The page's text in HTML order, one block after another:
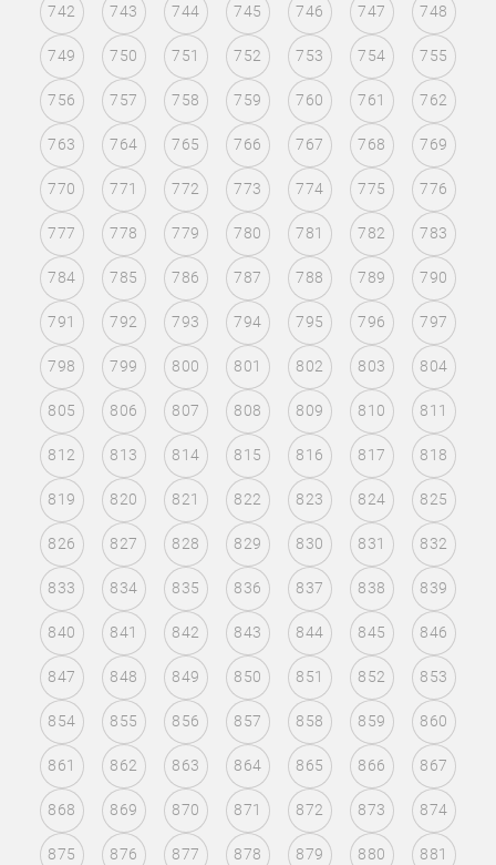
742 743 744 745 746 747 748
749 750 751 752 753 754 755
756 757 758 759 760 761 762
763 764 765 766 767 768 769
770 771 772 773 774 775 776
777 778 779 780 781 782 783
784 785 786 787 788 789 790
791 792 793 794 795 796 797
798 799 800 801 802 803 804
805 806 807 808 809 810 811
812 813 814 815 816 817 818
819 820 821 822 823 824 825
826 827 828 829 830 831 832
833 834 835 836 837 838 839
840 841 842 843 844 845 846
847 848 849 850 851 852 853
854 855 856 857 858 859 860
861 862 863 864 865 866 867
868 869 870 871 872 873 874
875 876 877 878 879 880 881